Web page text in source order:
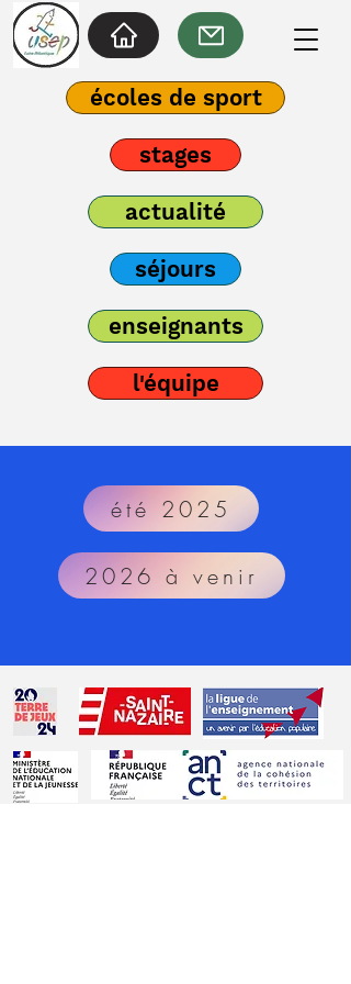
écoles de sport
stages
actualité
séjours
enseignants
l'équipe
été 2025
2026 à venir